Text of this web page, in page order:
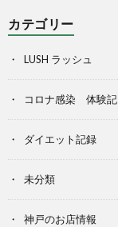
カテゴリー
LUSH ラッシュ
コロナ感染 体験記
ダイエット記録
未分類
神戸のお店情報